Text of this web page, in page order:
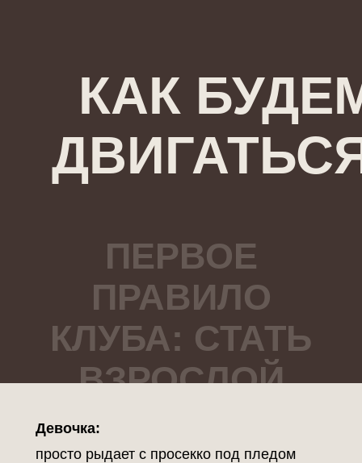
КАК
ПЕРВОЕ
ПРАВИЛО
КЛУБА: СТАТЬ
ВЗРОСЛОЙ
Девочка:
просто рыдает с просекко под пледом